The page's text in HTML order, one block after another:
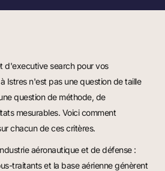
d'executive search pour vos
Istres n'est pas une question de taille
question de méthode, de
mesurables. Voici comment
chacun de ces critères.
aéronautique et de défense :
traitants et la base aérienne génèrent